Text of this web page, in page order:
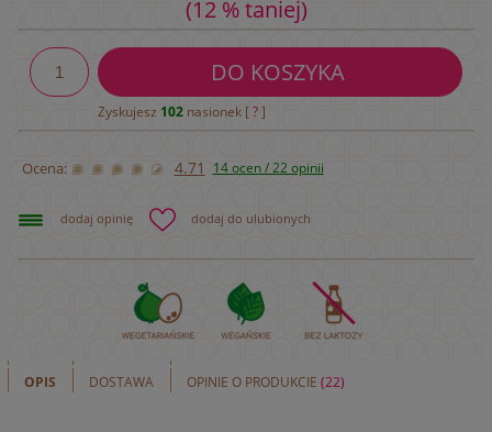
(12 % taniej)
DO KOSZYKA
Zyskujesz 102 nasionek [?]
Ocena: 4.71 14 ocen / 22 opinii
dodaj opinię dodaj do ulubionych
OPIS DOSTAWA OPINIE O PRODUKCIE (22)